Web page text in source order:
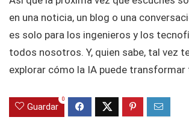
en una noticia, un blog o una
es solo para los ingenieros y los
todos nosotros. Y, quien sabe, tal vez
explorar cómo la IA puede transformar
Guardar
0